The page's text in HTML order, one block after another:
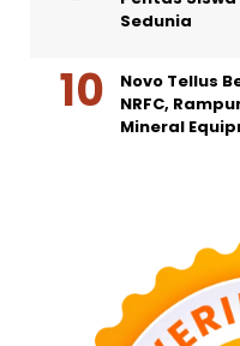
Sedunia
Novo Tellus
NRFC,
Mineral